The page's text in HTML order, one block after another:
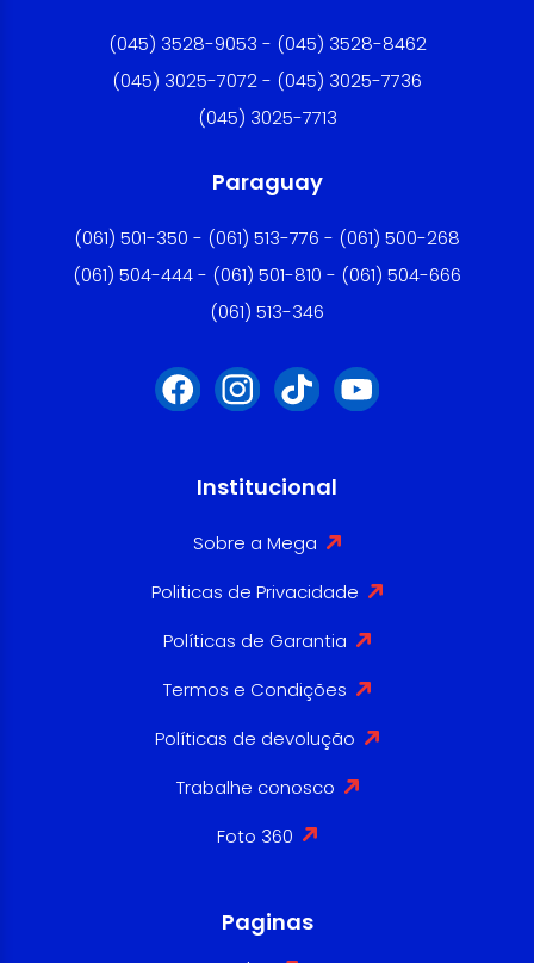
(045) 3528-9053 - (045) 3528-8462
(045) 3025-7072 - (045) 3025-7736
(045) 3025-7713
Paraguay
(061) 501-350 - (061) 513-776 - (061) 500-268
(061) 504-444 - (061) 501-810 - (061) 504-666
(061) 513-346
Institucional
Sobre a Mega
Politicas de Privacidade
Políticas de Garantia
Termos e Condições
Políticas de devolução
Trabalhe conosco
Foto 360
Paginas